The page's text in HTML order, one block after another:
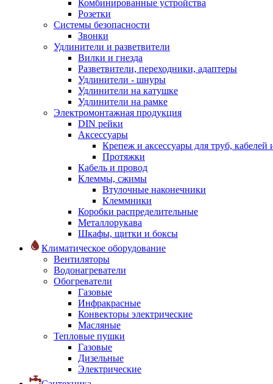
Комбинированные устройства
Розетки
Системы безопасности
Звонки
Удлинители и разветвители
Вилки и гнезда
Разветвители, переходники, адаптеры
Удлинители - шнуры
Удлинители на катушке
Удлинители на рамке
Электромонтажная продукция
DIN рейки
Аксессуары
Крепеж и аксессуары для труб, кабелей
Протяжки
Кабель и провод
Клеммы, сжимы
Втулочные наконечники
Клеммники
Коробки распределительные
Металлорукава
Шкафы, щитки и боксы
Климатическое оборудование
Вентиляторы
Водонагреватели
Обогреватели
Газовые
Инфракрасные
Конвекторы электрические
Масляные
Тепловые пушки
Газовые
Дизельные
Электрические